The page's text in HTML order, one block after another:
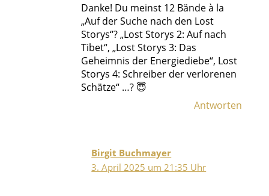
Danke! Du meinst 12 Bände à la
„Auf der Suche nach den Lost
Storys“? „Lost Storys 2: Auf nach
Tibet“, „Lost Storys 3: Das
Geheimnis der Energiediebe“, Lost
Storys 4: Schreiber der verlorenen
Schätze“ …? 😇
Antworten
Birgit Buchmayer
3. April 2025 um 21:35 Uhr